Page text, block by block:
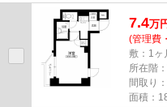
ります。駅から徒歩6分の物...
7.4万
(管理費
敷：1ヶ
所在階
間取り
面積：